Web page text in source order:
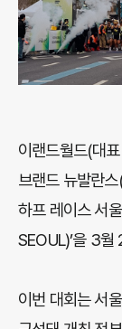
이랜드월드(대
브랜드 뉴발란
하프 레이스 서
SEOUL)’을 3월
이번 대회는 서